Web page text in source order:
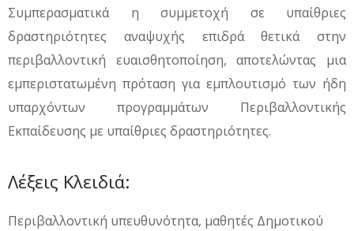
Συμπερασματικά η συμμετοχή σε υπαίθριες
δραστηριότητες αναψυχής επιδρά θετικά στην
περιβαλλοντική ευαισθητοποίηση, αποτελώντας μια
εμπεριστατωμένη πρόταση για εμπλουτισμό των ήδη
υπαρχόντων προγραμμάτων Περιβαλλοντικής
Εκπαίδευσης με υπαίθριες δραστηριότητες.
Λέξεις Κλειδιά:
Περιβαλλοντική υπευθυνότητα, μαθητές Δημοτικού